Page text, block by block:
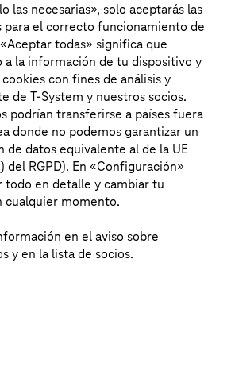
2023, la empresa llegó a un
de dólares con el Departamento de
del Estado de Nueva York (DFS).
de referencia de crédito
una filtración de información en
de seguridad en un portal web
de dólares en importes de
al respectoaquí.
pruebas de penetración podrían
vulnerabilidades de seguridad en
evitado los perjuicios derivados de
las necesarias», solo aceptarás las
para el correcto funcionamiento de
todas» significa que
a la información de tu dispositivo y
con fines de análisis y
de T-System y nuestros socios.
podrían transferirse a países fuera
donde no podemos garantizar un
de datos equivalente al de la UE
del RGPD). En «Configuración»
todo en detalle y cambiar tu
momento.
en el aviso sobre
y en la lista de socios.